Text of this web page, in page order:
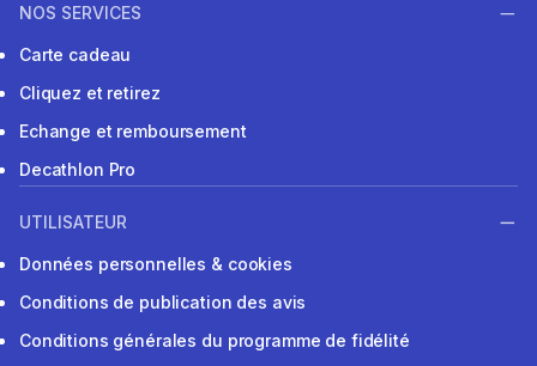
NOS SERVICES
Carte cadeau
Cliquez et retirez
Echange et remboursement
Decathlon Pro
UTILISATEUR
Données personnelles & cookies
Conditions de publication des avis
Conditions générales du programme de fidélité